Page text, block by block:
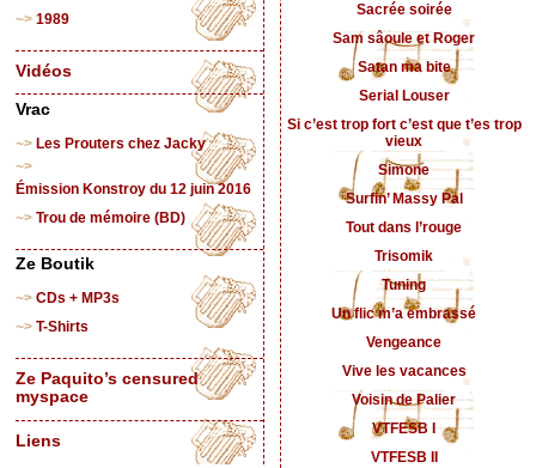
1989
Vidéos
Vrac
Les Prouters chez Jacky
Émission Konstroy du 12 juin 2016
Trou de mémoire (BD)
Ze Boutik
CDs + MP3s
T-Shirts
Ze Paquito’s censured
myspace
Liens
Sacrée soirée
Sam sâoule et Roger
Satan ma bite
Serial Louser
Si c’est trop fort c’est que t’es trop
vieux
Simone
Surfin’ Massy Pal
Tout dans l’rouge
Trisomik
Tuning
Un flic m’a embrassé
Vengeance
Vive les vacances
Voisin de Palier
VTFESB I
VTFESB II